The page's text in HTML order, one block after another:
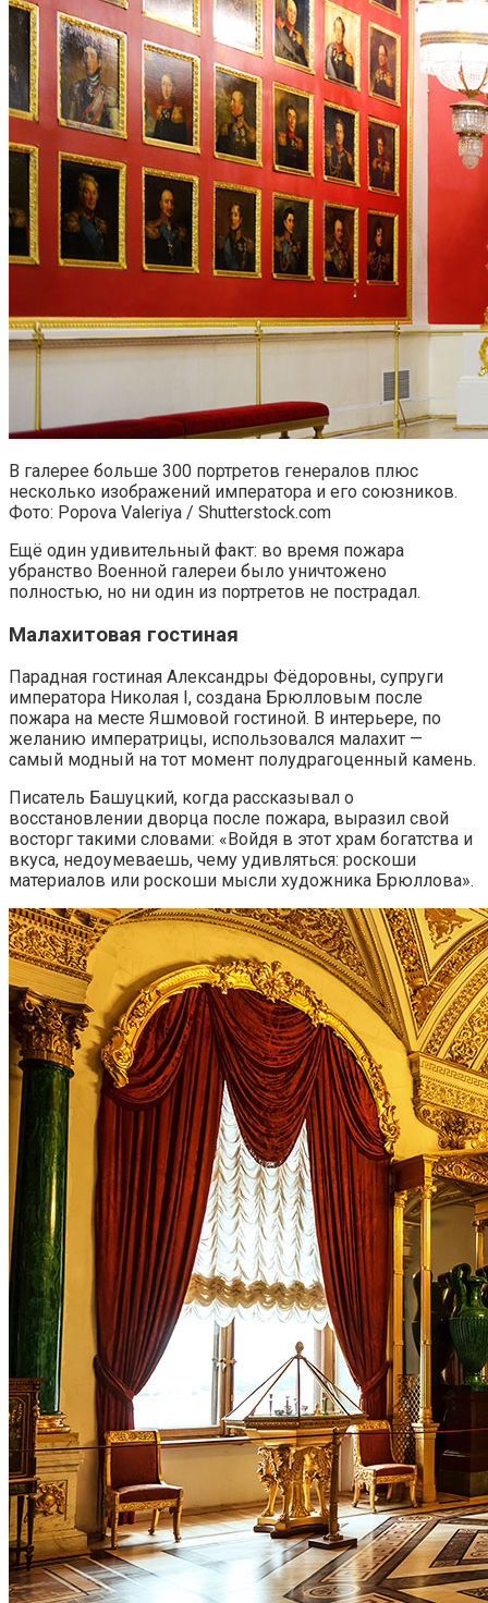
В галерее больше 300 портретов генералов плюс
несколько изображений императора и его союзников.
Фото: Popova Valeriya / Shutterstock.com
Ещё один удивительный факт: во время пожара
убранство Военной галереи было уничтожено
полностью, но ни один из портретов не пострадал.
Малахитовая гостиная
Парадная гостиная Александры Фёдоровны, супруги
императора Николая I, создана Брюлловым после
пожара на месте Яшмовой гостиной. В интерьере, по
желанию императрицы, использовался малахит —
самый модный на тот момент полудрагоценный камень.
Писатель Башуцкий, когда рассказывал о
восстановлении дворца после пожара, выразил свой
восторг такими словами: «Войдя в этот храм богатства и
вкуса, недоумеваешь, чему удивляться: роскоши
материалов или роскоши мысли художника Брюллова».